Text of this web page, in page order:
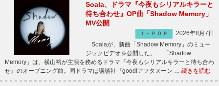
Soala、ドラマ『今夜もシリアルキラーと
待ち合わせ』OP曲「Shadow Memory」
MV公開
Ｊ－ＰＯＰ
2026年8月7日
Soalaが、新曲「Shadow Memory」のミュー
ジックビデオを公開した。 「Shadow
Memory」は、横山裕が主演を務めるドラマ『今夜もシリアルキラーと待ち合わ
せ』のオープニング曲。同ドラマは講談社『good!アフタヌーン … 続きを読む